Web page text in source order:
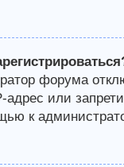
форума
или
к